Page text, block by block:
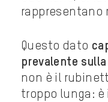
rappresentano
Questo dato
prevalente
non è il
troppo lunga: